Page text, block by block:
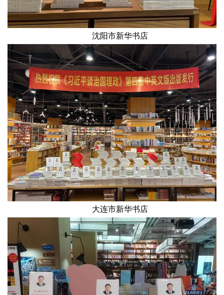
沈阳市新华书店
大连市新华书店